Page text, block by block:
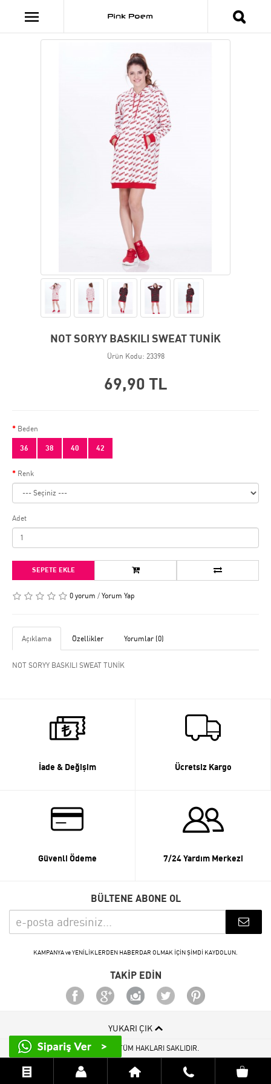
NOT SORYY BASKILI SWEAT TUNİK
Ürün Kodu: 23398
69,90 TL
Beden
36 38 40 42
Renk
Adet
SEPETE EKLE
0 yorum / Yorum Yap
Açıklama Özellikler Yorumlar (0)
NOT SORYY BASKILI SWEAT TUNİK
İade & Değişim Ücretsiz Kargo
Güvenli Ödeme 7/24 Yardım Merkezi
BÜLTENE ABONE OL
KAMPANYA ve YENİLİKLERDEN HABERDAR OLMAK İÇİN ŞİMDİ KAYDOLUN.
TAKİP EDİN
YUKARI ÇIK
© 2015 - 2026 TÜM HAKLARI SAKLIDIR.